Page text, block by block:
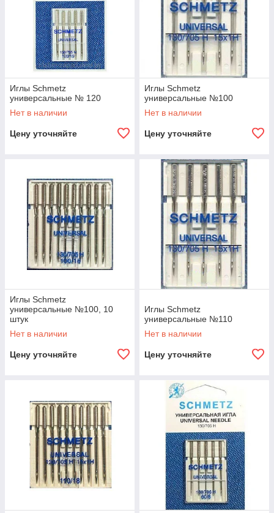
Иглы Schmetz
универсальные № 120
Нет в наличии
Цену уточняйте
Иглы Schmetz
универсальные №100
Нет в наличии
Цену уточняйте
Иглы Schmetz
универсальные №100, 10
штук
Нет в наличии
Цену уточняйте
Иглы Schmetz
универсальные №110
Нет в наличии
Цену уточняйте